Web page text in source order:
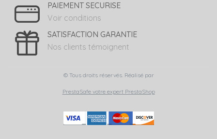
PAIEMENT SECURISE
Voir conditions
SATISFACTION GARANTIE
Nos clients témoignent
© Tous droits réservés. Réalisé par
PrestaSafe votre expert PrestaShop